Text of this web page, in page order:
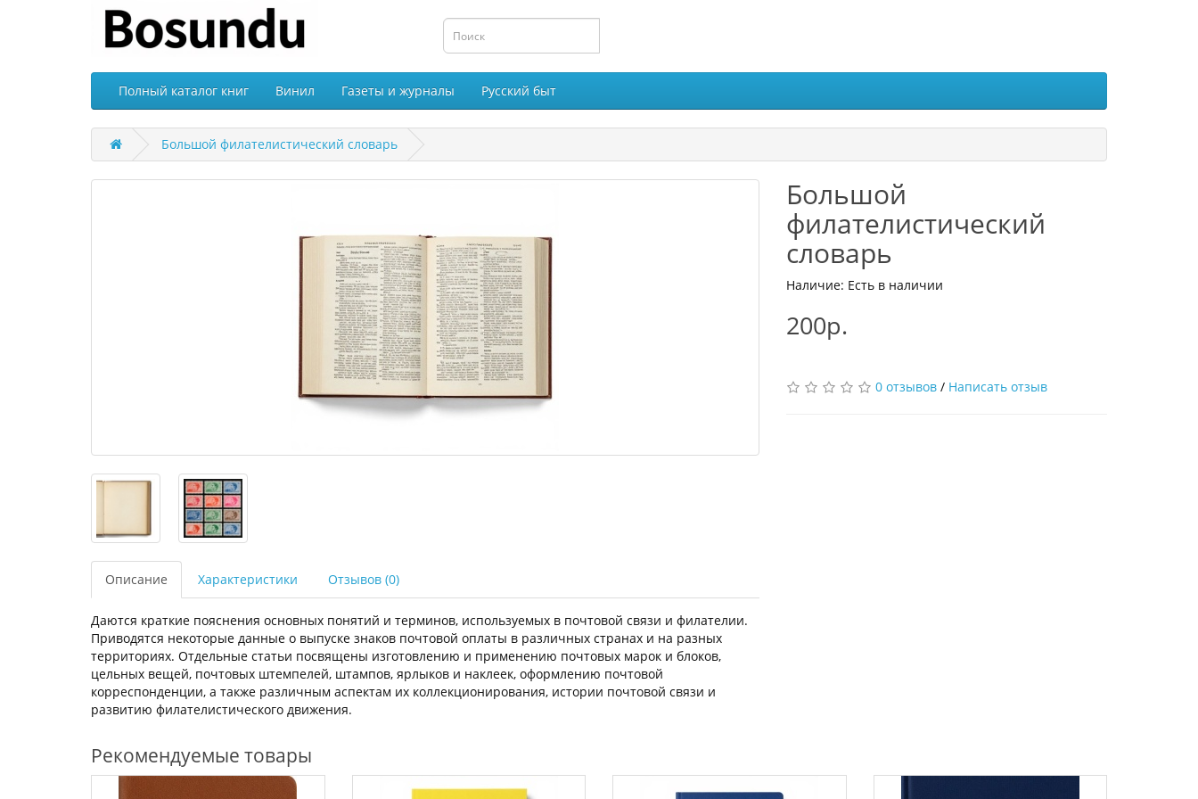
Полный каталог книг Винил Газеты и журналы Русский быт
Большой филателистический словарь
Описание Характеристики Отзывов (0)
Даются краткие пояснения основных понятий и терминов, используемых в почтовой связи и филателии.
Приводятся некоторые данные о выпуске знаков почтовой оплаты в различных странах и на разных
территориях. Отдельные статьи посвящены изготовлению и применению почтовых марок и блоков,
цельных вещей, почтовых штемпелей, штампов, ярлыков и наклеек, оформлению почтовой
корреспонденции, а также различным аспектам их коллекционирова­ния, истории почтовой связи и
развитию филателистического движения.
Большой
филателистический
словарь
Наличие: Есть в наличии
200р.
0 отзывов / Написать отзыв
Рекомендуемые товары